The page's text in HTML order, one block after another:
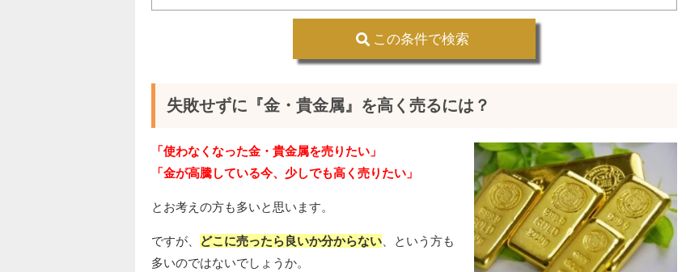
この条件で検索
失敗せずに『金・貴金属』を高く売るには？
「使わなくなった金・貴金属を売りたい」
「金が高騰している今、少しでも高く売りたい」
とお考えの方も多いと思います。
ですが、 どこに売ったら良いか分からない 、という方も
多いのではないでしょうか。